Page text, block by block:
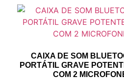
CAIXA DE SOM
PORTÁTIL GRAVE
COM 2